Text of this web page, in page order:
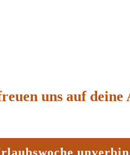
uns auf deine